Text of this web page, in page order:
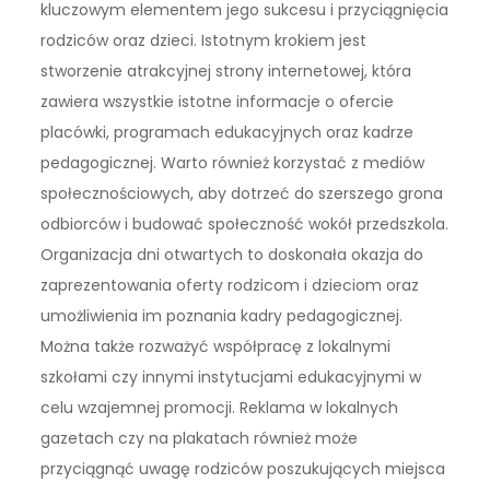
kluczowym elementem jego sukcesu i przyciągnięcia
rodziców oraz dzieci. Istotnym krokiem jest
stworzenie atrakcyjnej strony internetowej, która
zawiera wszystkie istotne informacje o ofercie
placówki, programach edukacyjnych oraz kadrze
pedagogicznej. Warto również korzystać z mediów
społecznościowych, aby dotrzeć do szerszego grona
odbiorców i budować społeczność wokół przedszkola.
Organizacja dni otwartych to doskonała okazja do
zaprezentowania oferty rodzicom i dzieciom oraz
umożliwienia im poznania kadry pedagogicznej.
Można także rozważyć współpracę z lokalnymi
szkołami czy innymi instytucjami edukacyjnymi w
celu wzajemnej promocji. Reklama w lokalnych
gazetach czy na plakatach również może
przyciągnąć uwagę rodziców poszukujących miejsca